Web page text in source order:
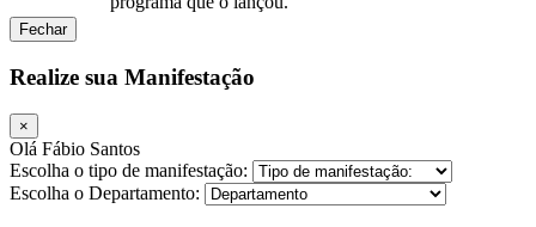
Fechar
Realize sua Manifestação
×
Olá Fábio Santos
Escolha o tipo de manifestação:
Escolha o Departamento: